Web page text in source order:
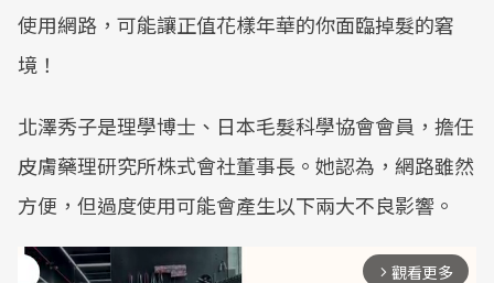
使用網路，可能讓正值花樣年華的你面臨掉髮的窘
境！
北澤秀子是理學博士、日本毛髮科學協會會員，擔任
皮膚藥理研究所株式會社董事長。她認為，網路雖然
方便，但過度使用可能會產生以下兩大不良影響。
arrow_forward_ios 觀看更多